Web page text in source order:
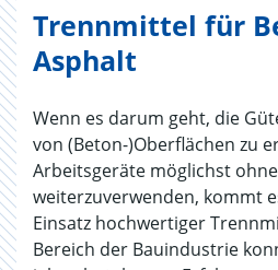
Trennmittel für
Asphalt
Wenn es darum geht, die
von (Beton-)Oberflächen zu
Arbeitsgeräte möglichst
weiterzuverwenden, kommt
Einsatz hochwertiger
Bereich der Bauindustrie